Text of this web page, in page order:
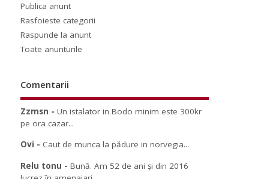
Publica anunt
Rasfoieste categorii
Raspunde la anunt
Toate anunturile
Comentarii
Zzmsn -Un istalator in Bodo minim este 300kr
pe ora cazar...
Ovi - Caut de munca la pădure in norvegia...
Relu tonu -Bună. Am 52 de ani și din 2016